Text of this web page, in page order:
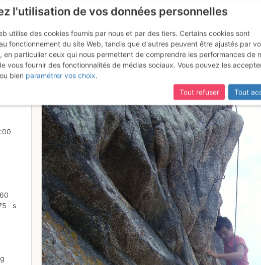
s
l'utilisation de vos données personnelles
utilise des cookies fournis par nous et par des tiers. Certains cookies sont
fonctionnement du site Web, tandis que d'autres peuvent être ajustés par
en particulier ceux qui nous permettent de comprendre les performances de
vous fournir des fonctionnalités de médias sociaux. Vous pouvez les
bien paramétrer vos choix.
Tout refuser
Tout